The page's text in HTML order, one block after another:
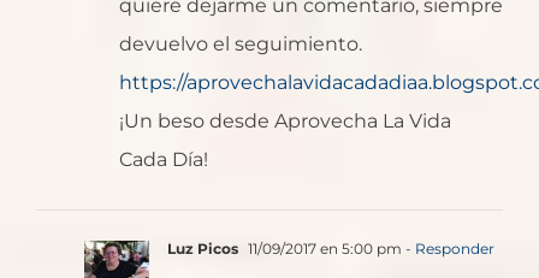
quiere dejarme un comentario, siempre
devuelvo el seguimiento.
https://
¡Un beso desde Aprovecha La Vida
Cada Día!
Luz Picos 11/09/2017 en 5:00 pm - Responder